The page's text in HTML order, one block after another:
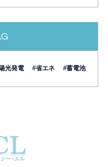
光発電 #省エネ #蓄電池